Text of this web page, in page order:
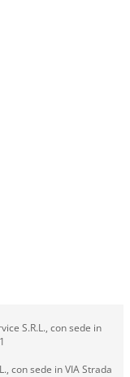
S.R.L., con sede in
con sede in VIA Strada